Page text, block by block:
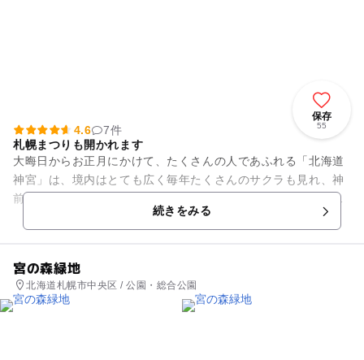
保存
55
4.6
7件
札幌まつりも開かれます
大晦日からお正月にかけて、たくさんの人であふれる「北海道
神宮」は、境内はとても広く毎年たくさんのサクラも見れ、神
前結婚式をやる事もできます。自然豊かで、野生のエゾリスが
顔を出すときもあります。時...続きをみる
宮の森緑地
北海道札幌市中央区 / 公園・総合公園